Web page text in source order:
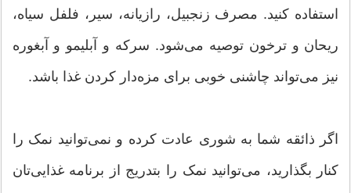
استفاده کنید. مصرف زنجبیل، رازیانه، سیر، فلفل سیاه،
ریحان و ترخون توصیه می‌شود. سرکه و آبلیمو و آبغوره
نیز می‌تواند چاشنی خوبی برای مزه‌دار کردن غذا باشد.
اگر ذائقه شما به شوری عادت کرده و نمی‌توانید نمک را
کنار بگذارید، می‌توانید نمک را بتدریج از برنامه غذایی‌تان